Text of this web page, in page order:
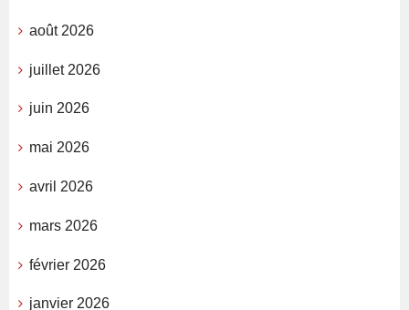
août 2026
juillet 2026
juin 2026
mai 2026
avril 2026
mars 2026
février 2026
janvier 2026